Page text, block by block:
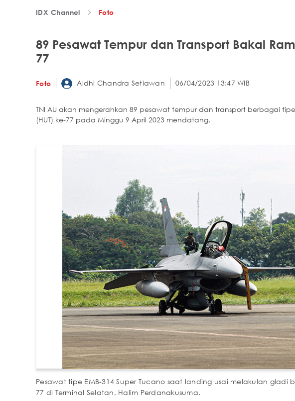
IDX Channel Foto
89 Pesawat Tempur dan Transport Bakal
77
Foto Aldhi Chandra Setiawan 06/04/2023 13:47 WIB
TNI AU akan mengerahkan 89 pesawat tempur dan transport berbagai
(HUT) ke-77 pada Minggu 9 April 2023 mendatang.
Pesawat tipe EMB-314 Super Tucano saat landing usai melakulan gladi
77 di Terminal Selatan, Halim Perdanakusuma.